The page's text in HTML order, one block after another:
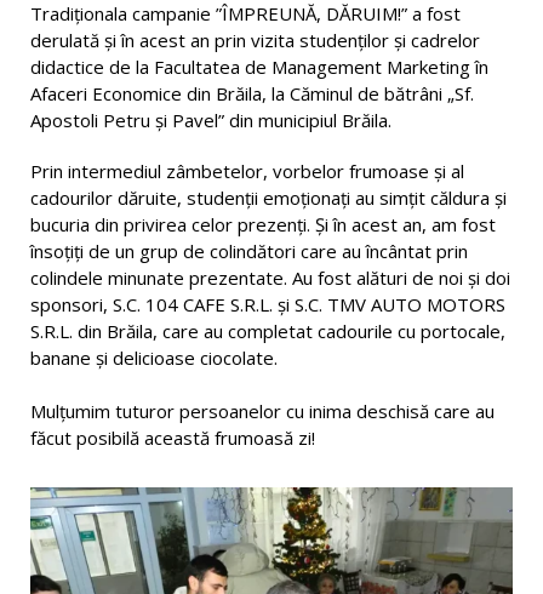
Tradiționala campanie ”ÎMPREUNĂ, DĂRUIM!” a fost
derulată și în acest an prin vizita studenților și cadrelor
didactice de la Facultatea de Management Marketing în
Afaceri Economice din Brăila, la Căminul de bătrâni „Sf.
Apostoli Petru și Pavel” din municipiul Brăila.
Prin intermediul zâmbetelor, vorbelor frumoase și al
cadourilor dăruite, studenţii emoționați au simțit căldura și
bucuria din privirea celor prezenți. Și în acest an, am fost
însoțiți de un grup de colindători care au încântat prin
colindele minunate prezentate. Au fost alături de noi și doi
sponsori, S.C. 104 CAFE S.R.L. și S.C. TMV AUTO MOTORS
S.R.L. din Brăila, care au completat cadourile cu portocale,
banane și delicioase ciocolate.
Mulţumim tuturor persoanelor cu inima deschisă care au
făcut posibilă această frumoasă zi!